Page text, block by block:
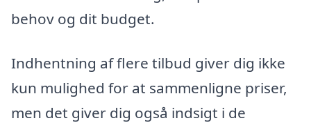
behov og dit budget.
Indhentning af flere tilbud giver dig ikke
kun mulighed for at sammenligne priser,
men det giver dig også indsigt i de